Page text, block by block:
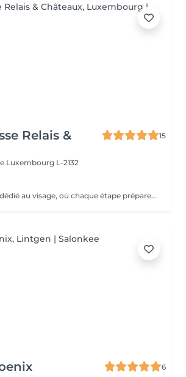
Relais &
15
Luxembourg L-2132
Un rituel complet dédié au visage, où chaque étape prépare la suivante. Nettoyage en douceur, masque actif, puis le massage lift japonais ancestral aux mouvements précis et enveloppants, qui sculpte les traits, redessine l'ovale et relance la micro-circulation. Un art du geste transmis depuis des générations, pour un teint repulpé et un visage visiblement retendu dès la première séance.
6